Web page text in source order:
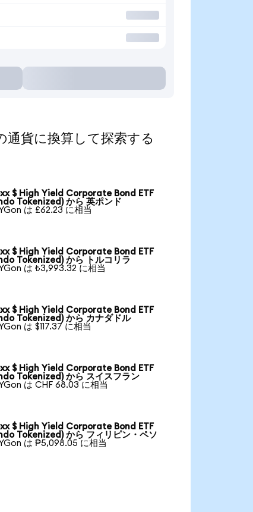
に換算して探索する
$ High Yield Corporate Bond ETF
Tokenized) から 英ポンド
は £62.23 に相当
$ High Yield Corporate Bond ETF
Tokenized) から トルコリラ
は ₺3,993.32 に相当
$ High Yield Corporate Bond ETF
Tokenized) から カナダドル
は $117.37 に相当
$ High Yield Corporate Bond ETF
Tokenized) から スイスフラン
は CHF 68.03 に相当
$ High Yield Corporate Bond ETF
Tokenized) から フィリピン・ペソ
は ₱5,098.05 に相当